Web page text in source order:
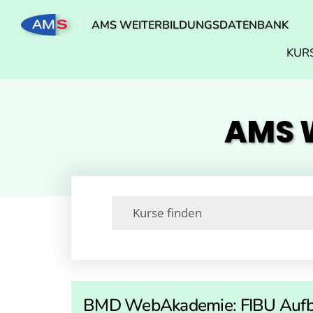
AMS WEITERBILDUNGSDATENBANK
AMS
BMD WebAkademie: FIBU